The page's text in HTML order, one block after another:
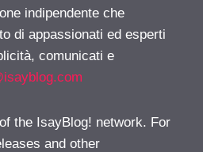
indipendente che
di appassionati ed esperti
comunicati e
the IsayBlog! network. For
and other